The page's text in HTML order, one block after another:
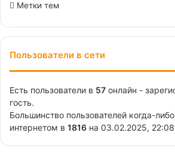
Метки тем
Пользователи в сети
Есть пользователи в 57 онлайн -
гость.
Большинство пользователей когда-
интернетом в 1816 на 03.02.2025,